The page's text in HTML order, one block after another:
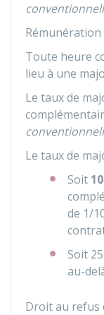
Toute heure
lieu à une
Le taux de
Le taux de
Soit
de 1/
Soit
au-
Droit au refus